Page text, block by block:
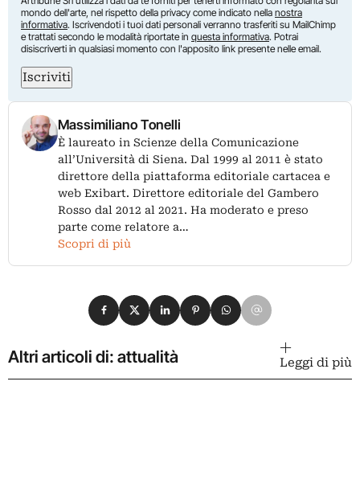
mondo dell'arte, nel rispetto della privacy come indicato nella nostra
informativa. Iscrivendoti i tuoi dati personali verranno trasferiti su MailChimp
e trattati secondo le modalità riportate in questa informativa. Potrai
disiscriverti in qualsiasi momento con l'apposito link presente nelle email.
Iscriviti
Massimiliano Tonelli
È laureato in Scienze della Comunicazione
all’Università di Siena. Dal 1999 al 2011 è stato
direttore della piattaforma editoriale cartacea e
web Exibart. Direttore editoriale del Gambero
Rosso dal 2012 al 2021. Ha moderato e preso
parte come relatore a…
Scopri di più
Condividi su Facebook
Condividi su X
Condividi su LinkedIn
Condividi su Pinterest
Condividi su WhatsApp
Condividi su Email
Altri articoli di: attualità Leggi di più